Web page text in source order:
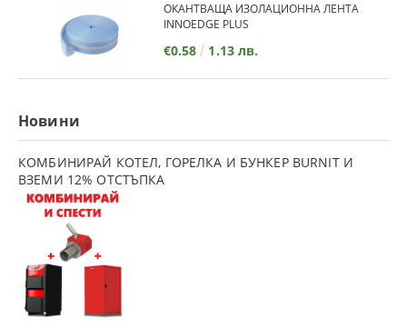
ОКАНТВАЩА ИЗОЛАЦИОННА ЛЕНТА
INNOEDGE PLUS
€0.58 1.13 лв.
Новини
КОМБИНИРАЙ КОТЕЛ, ГОРЕЛКА И БУНКЕР BURNIT И
ВЗЕМИ 12% ОТСТЪПКА